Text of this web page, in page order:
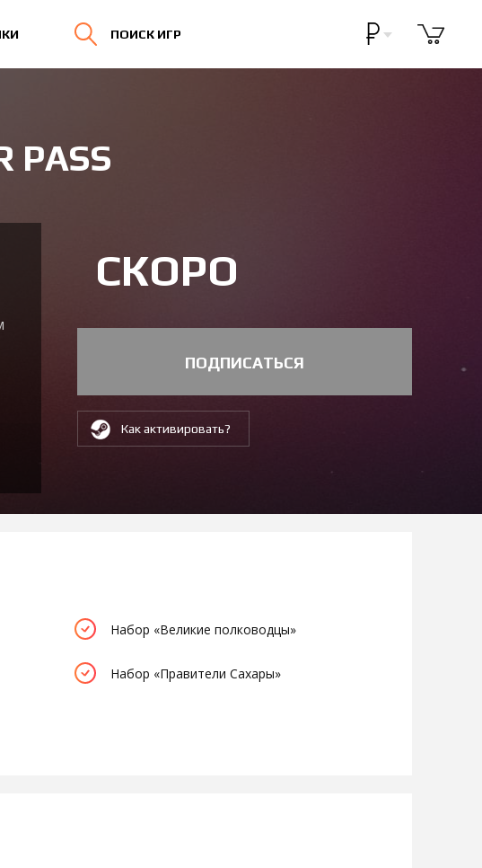
ПОИСК ИГР
PASS
СКОРО
ПОДПИСАТЬСЯ
Как активировать?
Набор «Великие полководцы»
Набор «Правители Сахары»